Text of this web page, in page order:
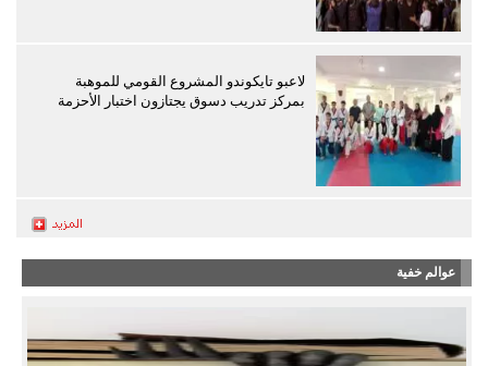
لاعبو تايكوندو المشروع القومي للموهبة
بمركز تدريب دسوق يجتازون اختبار الأحزمة
عوالم خفية